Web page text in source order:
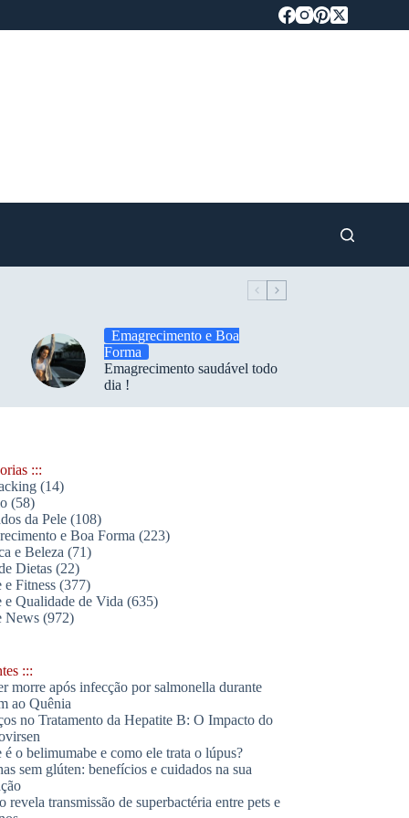
Emagrecimento e Boa
Forma
Emagrecimento saudável todo
dia !
:::
(14)
(58)
da Pele(108)
e Boa Forma (223)
e Beleza (71)
Dietas(22)
e Fitness(377)
e Qualidade de Vida (635)
News(972)
:::
morre após infecção por salmonella durante
ao Quênia
no Tratamento da Hepatite B: O Impacto do
é o belimumabe e como ele trata o lúpus?
sem glúten: benefícios e cuidados na sua
revela transmissão de superbactéria entre pets e